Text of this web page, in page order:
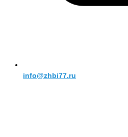
info@zhbi77.ru